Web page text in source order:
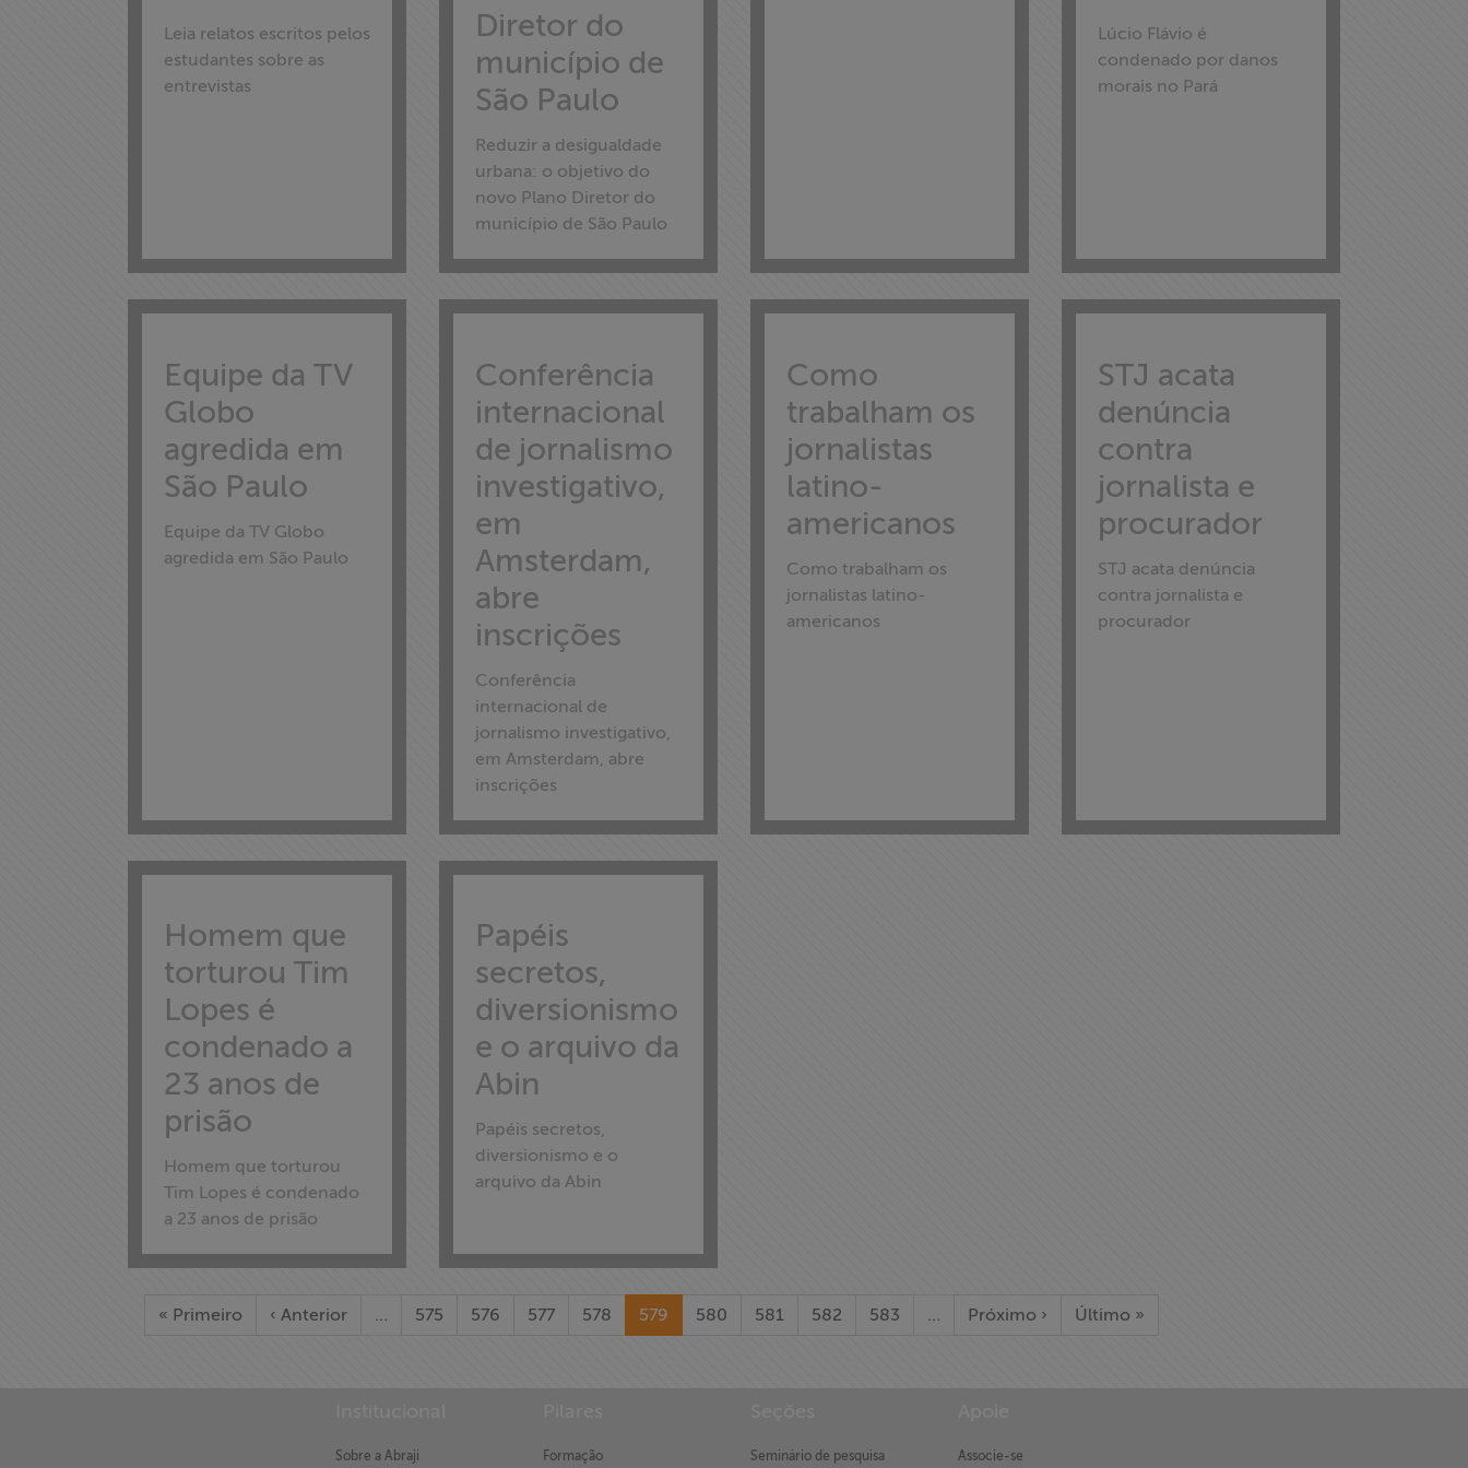
>> Conteúdo
Leia relatos escritos pelos
estudantes sobre as
entrevistas
Diretor do
município de
São Paulo
Reduzir a desigualdade
urbana: o objetivo do
novo Plano Diretor do
município de São Paulo
Lúcio Flávio é
condenado por danos
morais no Pará
Equipe da TV
Globo
agredida em
São Paulo
Equipe da TV Globo
agredida em São Paulo
Conferência
internacional
de jornalismo
investigativo,
em
Amsterdam,
abre
inscrições
Conferência
internacional de
jornalismo investigativo,
em Amsterdam, abre
inscrições
Como
trabalham os
jornalistas
latino-
americanos
Como trabalham os
jornalistas latino-
americanos
STJ acata
denúncia
contra
jornalista e
procurador
STJ acata denúncia
contra jornalista e
procurador
Homem que
torturou Tim
Lopes é
condenado a
23 anos de
prisão
Homem que torturou
Tim Lopes é condenado
a 23 anos de prisão
Papéis
secretos,
diversionismo
e o arquivo da
Abin
Papéis secretos,
diversionismo e o
arquivo da Abin
« Primeiro ‹ Anterior … 575 576 577 578 579 580 581 582 583 … Próximo › Último »
Sobre a Abraji Formação Seminário de pesquisa Associe-se